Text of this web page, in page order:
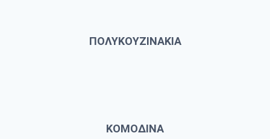
ΠΟΛΥΚΟΥΖΙΝΑΚΙΑ
ΚΟΜΟΔΙΝΑ